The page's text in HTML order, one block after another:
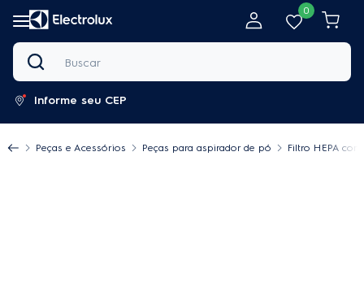
0
Buscar
Informe seu CEP
Peças e Acessórios Peças para aspirador de pó Filtro HEPA